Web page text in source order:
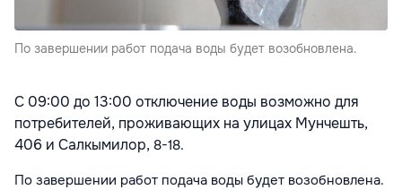
По завершении работ подача воды будет возобновлена.
С 09:00 до 13:00 отключение воды возможно для
потребителей, проживающих на улицах Мунчешть,
406 и Салкымилор, 8-18.
По завершении работ подача воды будет возобновлена.